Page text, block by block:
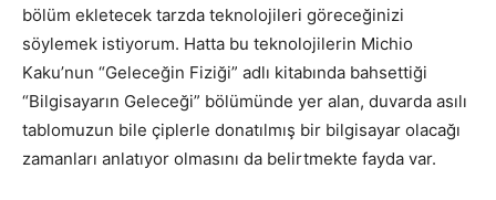
bölüm ekletecek tarzda teknolojileri göreceğinizi
söylemek istiyorum. Hatta bu teknolojilerin Michio
Kaku’nun “Geleceğin Fiziği” adlı kitabında bahsettiği
“Bilgisayarın Geleceği” bölümünde yer alan, duvarda asılı
tablomuzun bile çiplerle donatılmış bir bilgisayar olacağı
zamanları anlatıyor olmasını da belirtmekte fayda var.